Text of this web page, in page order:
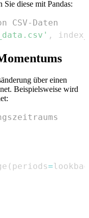
Sie diese mit Pandas:
CSV-Daten
,
über einen
Beispielsweise wird
( periods=